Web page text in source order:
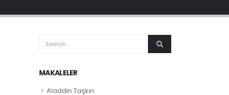
MAKALELER
Aladdin Taşkın